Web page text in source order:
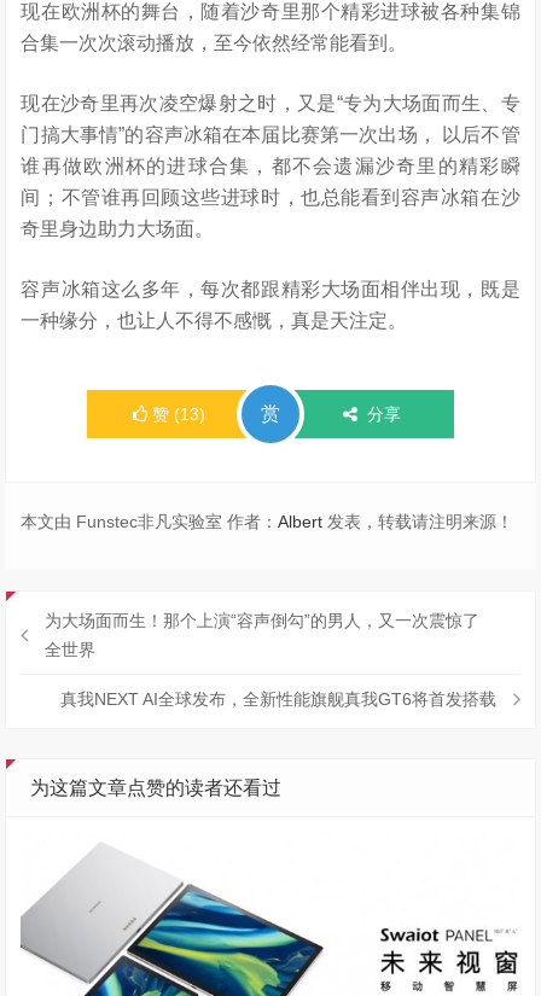
现在欧洲杯的舞台，随着沙奇里那个精彩进球被各种集锦
合集一次次滚动播放，至今依然经常能看到。
现在沙奇里再次凌空爆射之时，又是“专为大场面而生、专
门搞大事情”的容声冰箱在本届比赛第一次出场，
以后不管
谁再做欧洲杯的进球合集，都不会遗漏沙奇里的精彩瞬
间；不管谁再回顾这些进球时，也总能看到容声冰箱在沙
奇里身边助力大场面。
容声冰箱这么多年，每次都跟精彩大场面相伴出现，既是
一种缘分，也让人不得不感慨，真是天注定。
赞 (13) 赏 分享
本文由 Funstec非凡实验室 作者：Albert 发表，转载请注明来源！
为大场面而生！那个上演“容声倒勾”的男人，又一次震惊了
全世界
真我NEXT AI全球发布，全新性能旗舰真我GT6将首发搭载
为这篇文章点赞的读者还看过